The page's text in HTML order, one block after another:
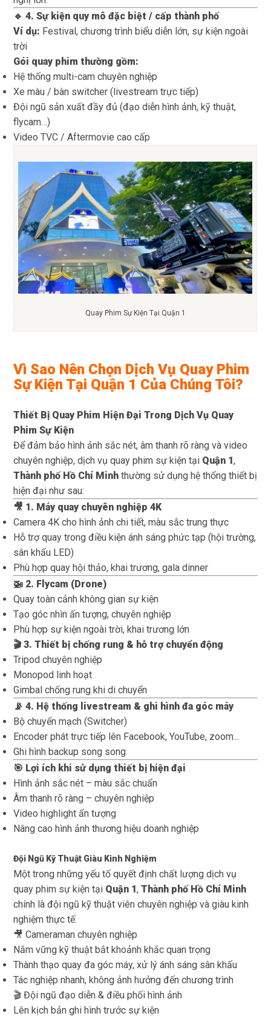
🔹 4. Sự kiện quy mô đặc biệt / cấp thành phố
Ví dụ: Festival, chương trình biểu diễn lớn, sự kiện ngoài
trời
Gói quay phim thường gồm:
Hệ thống multi-cam chuyên nghiệp
Xe màu / bàn switcher (livestream trực tiếp)
Đội ngũ sản xuất đầy đủ (đạo diễn hình ảnh, kỹ thuật,
flycam…)
Video TVC / Aftermovie cao cấp
Quay Phim Sự Kiện Tại Quận 1
Vì Sao Nên Chọn Dịch Vụ Quay Phim
Sự Kiện Tại Quận 1 Của Chúng Tôi?
Thiết Bị Quay Phim Hiện Đại Trong Dịch Vụ Quay
Phim Sự Kiện
Để đảm bảo hình ảnh sắc nét, âm thanh rõ ràng và video
chuyên nghiệp, dịch vụ quay phim sự kiện tại Quận 1,
Thành phố Hồ Chí Minh thường sử dụng hệ thống thiết bị
hiện đại như sau:
🎥 1. Máy quay chuyên nghiệp 4K
Camera 4K cho hình ảnh chi tiết, màu sắc trung thực
Hỗ trợ quay trong điều kiện ánh sáng phức tạp (hội trường,
sân khấu LED)
Phù hợp quay hội thảo, khai trương, gala dinner
🚁 2. Flycam (Drone)
Quay toàn cảnh không gian sự kiện
Tạo góc nhìn ấn tượng, chuyên nghiệp
Phù hợp sự kiện ngoài trời, khai trương lớn
🎬 3. Thiết bị chống rung & hỗ trợ chuyển động
Tripod chuyên nghiệp
Monopod linh hoạt
Gimbal chống rung khi di chuyển
📡 4. Hệ thống livestream & ghi hình đa góc máy
Bộ chuyển mạch (Switcher)
Encoder phát trực tiếp lên Facebook, YouTube, zoom...
Ghi hình backup song song
🎯 Lợi ích khi sử dụng thiết bị hiện đại
Hình ảnh sắc nét – màu sắc chuẩn
Âm thanh rõ ràng – chuyên nghiệp
Video highlight ấn tượng
Nâng cao hình ảnh thương hiệu doanh nghiệp
Đội Ngũ Kỹ Thuật Giàu Kinh Nghiệm
Một trong những yếu tố quyết định chất lượng dịch vụ
quay phim sự kiện tại Quận 1,Thành phố Hồ Chí Minh
chính là đội ngũ kỹ thuật viên chuyên nghiệp và giàu kinh
nghiệm thực tế.
🎥 Cameraman chuyên nghiệp
Nắm vững kỹ thuật bắt khoảnh khắc quan trọng
Thành thạo quay đa góc máy, xử lý ánh sáng sân khấu
Tác nghiệp nhanh, không ảnh hưởng đến chương trình
🎬 Đội ngũ đạo diễn & điều phối hình ảnh
Lên kịch bản ghi hình trước sự kiện